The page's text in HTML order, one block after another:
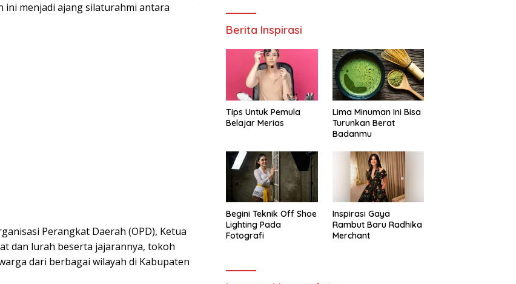
ini menjadi ajang silaturahmi antara
Perangkat Daerah (OPD), Ketua
dan lurah beserta jajarannya, tokoh
dari berbagai wilayah di Kabupaten
Berita Inspirasi
Tips Untuk Pemula
Belajar Merias
Lima Minuman Ini Bisa
Turunkan Berat
Badanmu
Begini Teknik Off Shoe
Lighting Pada
Fotografi
Inspirasi Gaya
Rambut Baru Radhika
Merchant